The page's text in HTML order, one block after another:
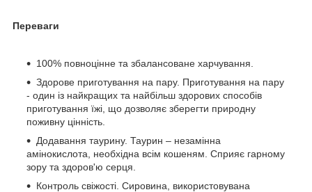
Переваги
100% повноцінне та збалансоване харчування.
Здорове приготування на пару. Приготування на пару
- один із найкращих та найбільш здорових способів
приготування їжі, що дозволяє зберегти природну
поживну цінність.
Додавання таурину. Таурин – незамінна
амінокислота, необхідна всім кошеням. Сприяє гарному
зору та здоров'ю серця.
Контроль свіжості. Сировина, використовувана